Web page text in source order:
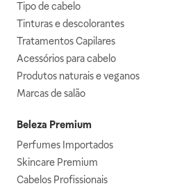
Tipo de cabelo
Tinturas e descolorantes
Tratamentos Capilares
Acessórios para cabelo
Produtos naturais e veganos
Marcas de salão
Beleza Premium
Perfumes Importados
Skincare Premium
Cabelos Profissionais